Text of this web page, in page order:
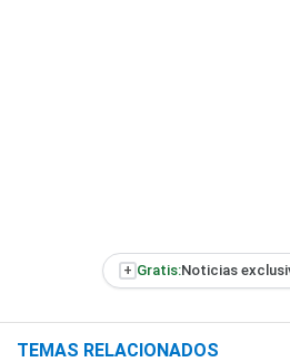
+ Gratis:Noticias
TEMAS RELACIONADOS